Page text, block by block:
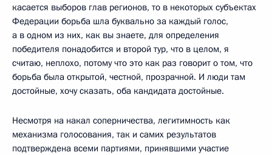
касается выборов глав регионов, то в некоторых субъектах
Федерации борьба шла буквально за каждый голос,
а в одном из них, как вы знаете, для определения
победителя понадобится и второй тур, что в целом, я
считаю, неплохо, потому что это как раз говорит о том, что
борьба была открытой, честной, прозрачной. И люди там
достойные, хочу сказать, оба кандидата достойные.
Несмотря на накал соперничества, легитимность как
механизма голосования, так и самих результатов
подтверждена всеми партиями, принявшими участие